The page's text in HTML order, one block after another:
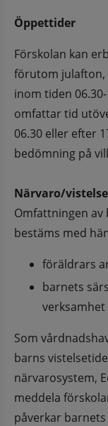
Öppettider
Förskolan kan
förutom
inom tiden
omfattar tid
06.30 eller efter
bedömning på
Närvaro/
Omfattningen
bestäms med
föräldrars
barnets
verksamhet
Som
barns
närvarosystem,
meddela
påverkar